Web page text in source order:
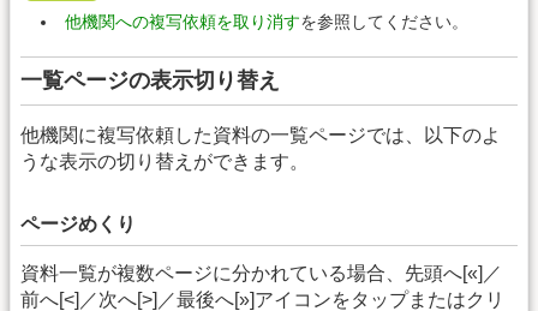
他機関への複写依頼を取り消すを参照してください。
一覧ページの表示切り替え
他機関に複写依頼した資料の一覧ページでは、以下のよ
うな表示の切り替えができます。
ページめくり
資料一覧が複数ページに分かれている場合、先頭へ[«]／
前へ[<]／次へ[>]／最後へ[»]アイコンをタップまたはクリ